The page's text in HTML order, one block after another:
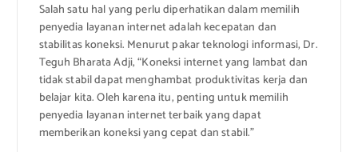
Salah satu hal yang perlu diperhatikan dalam memilih
penyedia layanan internet adalah kecepatan dan
stabilitas koneksi. Menurut pakar teknologi informasi, Dr.
Teguh Bharata Adji, “Koneksi internet yang lambat dan
tidak stabil dapat menghambat produktivitas kerja dan
belajar kita. Oleh karena itu, penting untuk memilih
penyedia layanan internet terbaik yang dapat
memberikan koneksi yang cepat dan stabil.”